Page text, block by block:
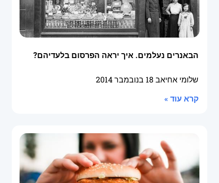
הבאנרים נעלמים. איך יראה הפרסום בלעדיהם?
שלומי אחיאב 18 בנובמבר 2014
קרא עוד »